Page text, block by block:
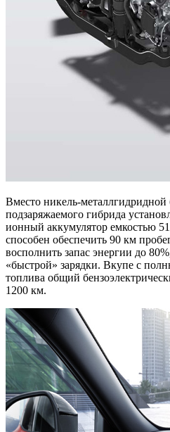
Вместо никель-металлгидридной
подзаряжаемого гибрида
ионный аккумулятор емкостью
способен обеспечить 90 км
восполнить запас энергии до
«быстрой» зарядки. Вкупе с
топлива общий
1200 км.